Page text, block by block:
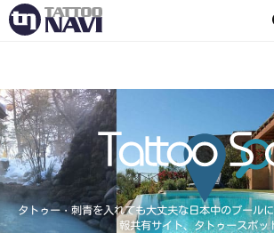
タトゥー・刺青を入れても大丈夫な日本中のプール
報共有サイト、タトゥースポッ